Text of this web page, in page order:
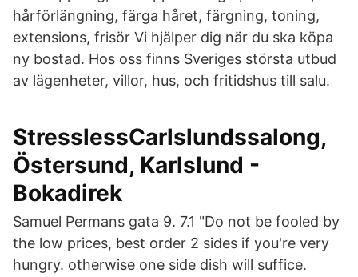
hårförlängning, färga håret, färgning, toning,
extensions, frisör Vi hjälper dig när du ska köpa
ny bostad. Hos oss finns Sveriges största utbud
av lägenheter, villor, hus, och fritidshus till salu.
StresslessCarlslundssalong,
Östersund, Karlslund -
Bokadirek
Samuel Permans gata 9. 7.1 "Do not be fooled by
the low prices, best order 2 sides if you're very
hungry. otherwise one side dish will suffice.